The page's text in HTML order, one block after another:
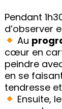
Pendant
d’observer
Au
cœur en
peindre
en se
tendresse
Ensuite,